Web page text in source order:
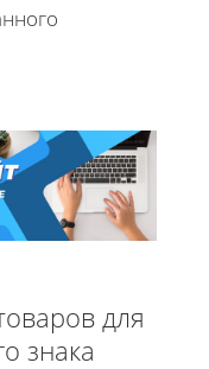
для
знака